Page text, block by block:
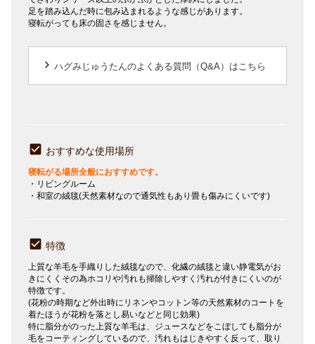
足を踏み込んだ時に包み込まれるような感じがあります。
寝転がっても床の固さを感じません。
keyboard_arrow_right ハグみじゅうたんのよくある質問（Q&A）はこちら
おすすめな使用場所
寝転がる場所全般におすすめです。
・リビングルーム
・和室の絨毯(天然素材なので通気性もあり畳も傷みにくいです)
特徴
上質な羊毛を手織りした絨毯なので、化繊の絨毯と違い静電気がお
きにくくその為ホコリや汚れも掃除しやすく汚れが付きにくいのが
特徴です。
(花粉の時期など外出時にリネンやコットン等の天然素材のコートを
着たほうが花粉を落とし易いなどと同じ効果)
特に脂分がのった上質な羊毛は、ジュースなどをこぼしても脂分が
毛をコーティングしているので、汚れもはじきやすく反って、取り